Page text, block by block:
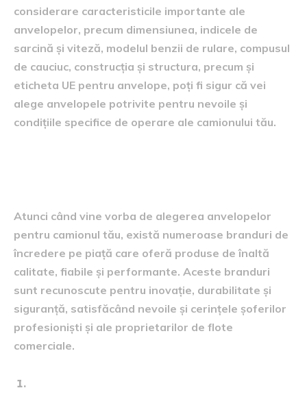
considerare caracteristicile importante ale
anvelopelor, precum dimensiunea, indicele de
sarcină și viteză, modelul benzii de rulare, compusul
de cauciuc, construcția și structura, precum și
eticheta UE pentru anvelope, poți fi sigur că vei
alege anvelopele potrivite pentru nevoile și
condițiile specifice de operare ale camionului tău.
Atunci când vine vorba de alegerea anvelopelor
pentru camionul tău, există numeroase branduri de
încredere pe piață care oferă produse de înaltă
calitate, fiabile și performante. Aceste branduri
sunt recunoscute pentru inovație, durabilitate și
siguranță, satisfăcând nevoile și cerințele șoferilor
profesioniști și ale proprietarilor de flote
comerciale.